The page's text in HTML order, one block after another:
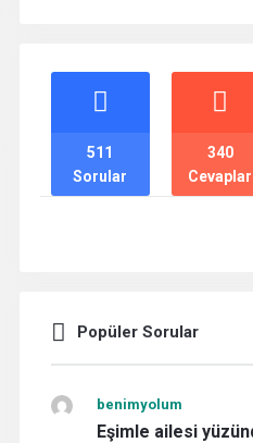
İstatistikler
Sorular
511
Cevaplar
340
Popüler Sorular
benimyolum
Eşimle ailesi